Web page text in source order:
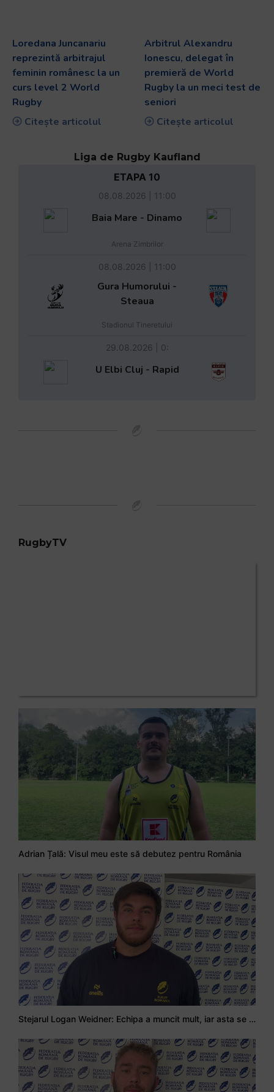
Loredana Juncanariu
reprezintă arbitrajul
feminin românesc la un
curs level 2 World
Rugby
Citește articolul
Arbitrul Alexandru
Ionescu, delegat în
premieră de World
Rugby la un meci test de
seniori
Citește articolul
Liga de Rugby Kaufland
ETAPA 10
08.08.2026 | 11:00
Baia Mare - Dinamo
Arena Zimbrilor
08.08.2026 | 11:00
Gura Humorului -
Steaua
Stadionul Tineretului
29.08.2026 | 0:
U Elbi Cluj - Rapid
RugbyTV
Adrian Țală: Visul meu este să debutez pentru România
Stejarul Logan Weidner: Echipa a muncit mult, iar asta se va vedea în meciurile de la Nations Cup